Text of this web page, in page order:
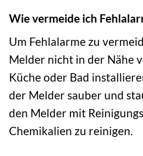
Wie vermeide ich
Um Fehlalarme zu
Melder nicht in der Nähe
Küche oder Bad
der Melder sauber und
den Melder mit
Chemikalien zu reinigen.